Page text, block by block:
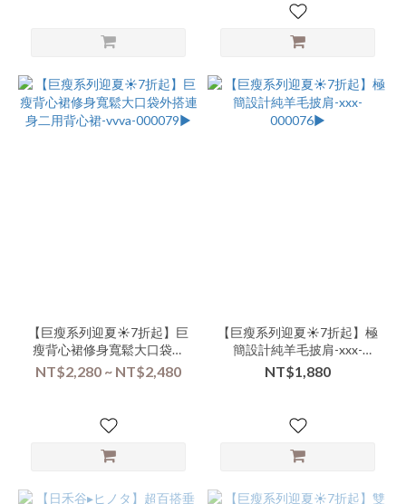
【巨瘦系列迎夏☀️7折起】巨
瘦背心裙修身寬鬆大口袋外
搭連身二用背心裙-vvva-
NT$2,280 ~ NT$2,480
【巨瘦系列迎夏☀️7折起】極
簡設計純羊毛披肩-xxx-
000076▶
NT$1,880